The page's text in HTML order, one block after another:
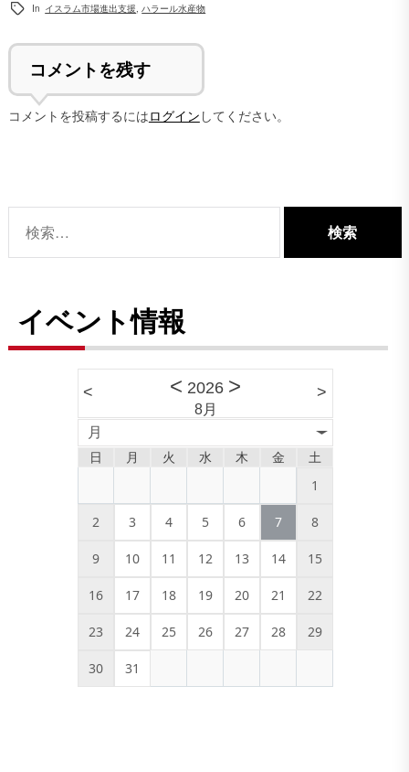
In イスラム市場進出支援 ,ハラール水産物
コメントを残す
コメントを投稿するにはログインしてください。
索:
イベント情報
< < 2026 >
8月
>
月
日 月 火 水 木 金 土
1
2 3 4 5 6 7 8
9 10 11 12 13 14 15
16 17 18 19 20 21 22
23 24 25 26 27 28 29
30 31